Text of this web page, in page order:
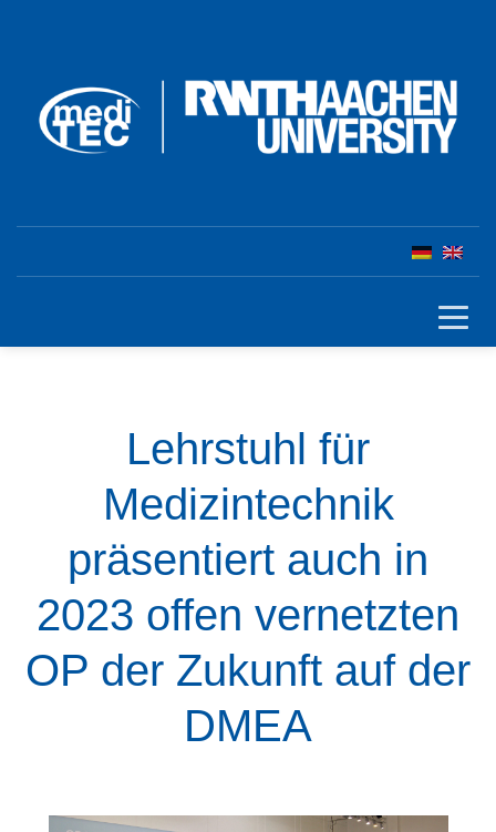
Lehrstuhl für
Medizintechnik
präsentiert auch in
2023 offen vernetzten
OP der Zukunft auf der
DMEA